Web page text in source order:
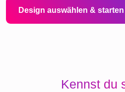
Design auswählen & starten
Kennst du